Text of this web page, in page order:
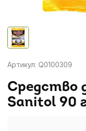
Артикул: Q0100309
Средство
Sanitol 90